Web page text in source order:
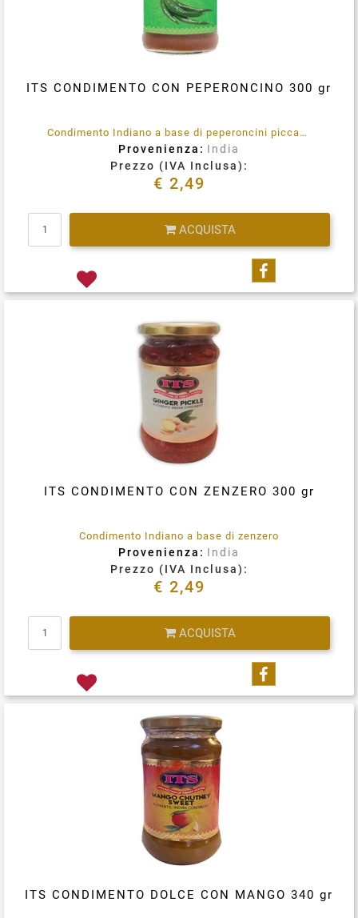
ITS CONDIMENTO CON PEPERONCINO 300 gr
Condimento Indiano a base di peperoncini piccanti
Provenienza: India
Prezzo (IVA Inclusa):
€ 2,49
ACQUISTA
Condividi su
ITS CONDIMENTO CON ZENZERO 300 gr
Condimento Indiano a base di zenzero
Provenienza: India
Prezzo (IVA Inclusa):
€ 2,49
ACQUISTA
Condividi su
ITS CONDIMENTO DOLCE CON MANGO 340 gr